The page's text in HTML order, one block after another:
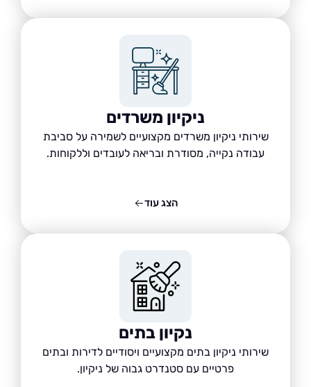
ניקיון משרדים
שירותי ניקיון משרדים מקצועיים לשמירה על סביבת
עבודה נקייה, מסודרת ובריאה לעובדים וללקוחות.
נקיון בתים
שירותי ניקיון בתים מקצועיים ויסודיים לדירות ובתים
פרטיים עם סטנדרט גבוה של ניקיון.